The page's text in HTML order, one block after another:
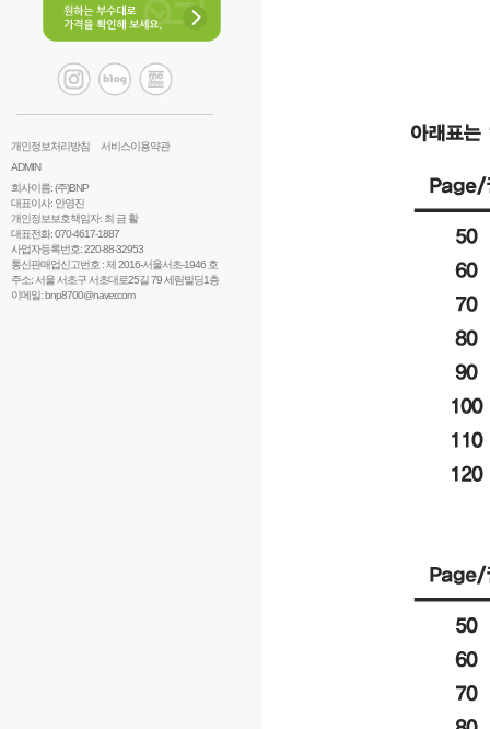
개인정보처리방침
서비스이용약관
ADMIN
회사이름: (주)BNP
대표이사: 안영진
개인정보보호책임자: 최 금 활
대표전화: 070-4617-1887
사업자등록번호: 220-88-32953
통신판매업신고번호 : 제 2016-서울서초-1946 호
주소: 서울 서초구 서초대로25길 79 세림빌딩1층
이메일: bnp8700@naver.com